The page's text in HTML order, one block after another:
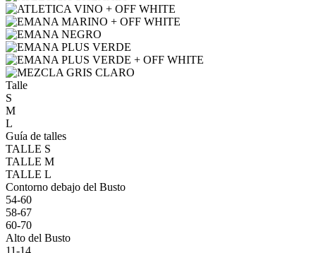
Talle
S
M
L
Guía de talles
TALLE S
TALLE M
TALLE L
Contorno debajo del Busto
54-60
58-67
60-70
Alto del Busto
11-14